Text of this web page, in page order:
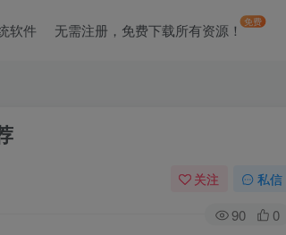
软件 无需注册，免费下载所有资源！免费
关注 私信
90 0